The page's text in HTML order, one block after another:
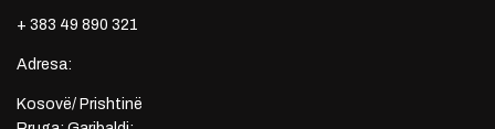
+ 383 49 890 321
Adresa:
Kosovë/ Prishtinë